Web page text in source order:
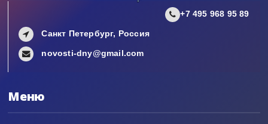
+7 495 968 95 89
Санкт Петербург, Россия
novosti-dny@gmail.com
Меню